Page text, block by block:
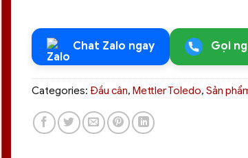
Chat Zalo ngay Gọi
Categories: Đầu cân, Mettler Toledo,Sản